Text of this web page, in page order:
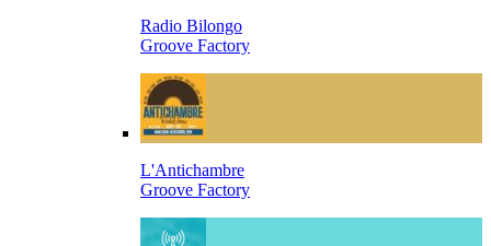
Radio Bilongo
Groove Factory
L'Antichambre
Groove Factory